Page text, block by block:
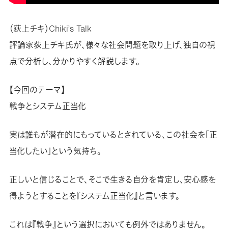
（荻上チキ）Chiki’s Talk
評論家荻上チキ氏が、様々な社会問題を取り上げ、独自の視
点で分析し、分かりやすく解説します。
【今回のテーマ】
戦争とシステム正当化
実は誰もが潜在的にもっているとされている、この社会を「正
当化したい」という気持ち。
正しいと信じることで、そこで生きる自分を肯定し、安心感を
得ようとすることを『システム正当化』と言います。
これは『戦争』という選択においても例外ではありません。